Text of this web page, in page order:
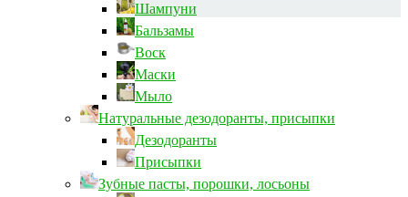
Шампуни
Бальзамы
Воск
Маски
Мыло
Натуральные дезодоранты, присыпки
Дезодоранты
Присыпки
Зубные пасты, порошки, лосьоны